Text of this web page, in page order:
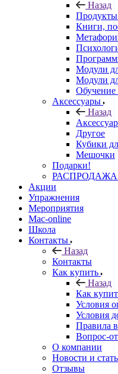
Назад
Продукты
Книги,
Модули
Модули
Обучение
Аксессуары
Назад
Другое
Кубики
Мешочки
Подарки!
Акции
Упражнения
Мероприятия
Mac-online
Школа
Контакты
Назад
Контакты
Как купить
Назад
Как
Условия
Условия
Правила
Вопрос-
О компании
Новости и
Отзывы